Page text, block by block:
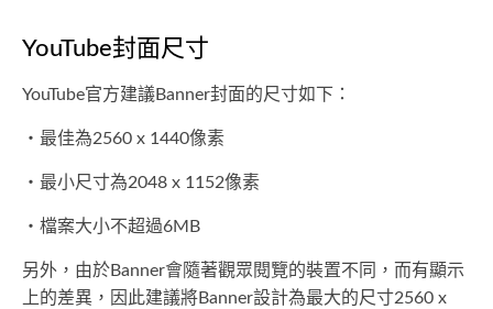
YouTube封面尺寸
YouTube官方建議Banner封面的尺寸如下：
・最佳為2560 x 1440像素
・最小尺寸為2048 x 1152像素
・檔案大小不超過6MB
另外，由於Banner會隨著觀眾閱覽的裝置不同，而有顯示
上的差異，因此建議將Banner設計為最大的尺寸2560 x